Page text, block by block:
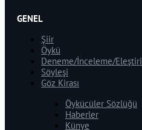
GENEL
Şiir
Öykü
Deneme/İnceleme/Eleştiri
Söyleşi
Göz Kirası
Öykücüler Sözlüğü
Haberler
Künye